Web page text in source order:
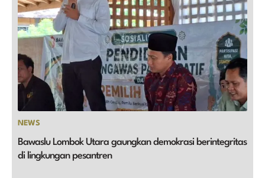
NEWS
Bawaslu Lombok Utara gaungkan demokrasi berintegritas
di lingkungan pesantren